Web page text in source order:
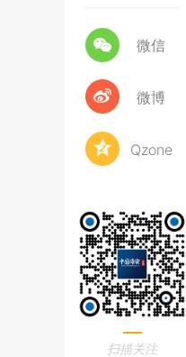
微信
微博
Qzone
扫描关注